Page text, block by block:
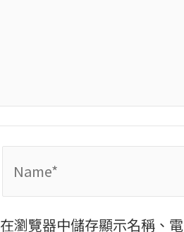
在瀏覽器中儲存顯示名稱、